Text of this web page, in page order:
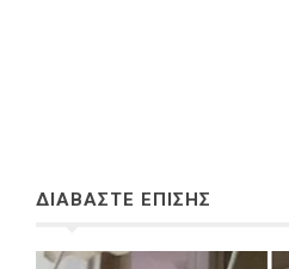
ΔΙΑΒΑΣΤΕ ΕΠΙΣΗΣ